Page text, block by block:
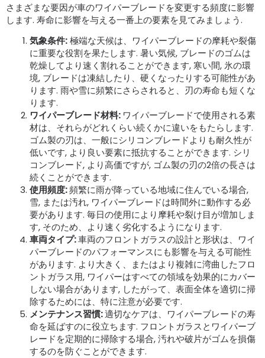
さまざまな要因が車のワイパーブレードを変更する頻度に影響
します. 寿命に影響を与える一番上の要素を見てみましょう.
気象条件:極端な天候は、ワイパーブレードの摩耗や裂傷
に重要な役割を果たします. 暑い気候, ブレードのゴムは
乾燥してより速く割れることができます, 寒い間, 氷の環
境, ブレードは凍結したり、硬くなったりする可能性があ
ります. 雨や雪に頻繁にさらされると、刃の寿命も短くな
ります.
ワイパーブレード材料: ワイパーブレードで使用される素
材は、それらがどれくらい続くかに違いをもたらします.
ゴム製の刃は、一般にシリコンブレードよりも耐久性が
低いです, より良い要素に抵抗することができます. シリ
コンブレード, より高価ですが, ゴム製の刃の2倍の長さは
続くことができます.
使用頻度:頻繁に雨が降っている地域に住んでいる場合,
雪, または汚れ, ワイパーブレードは時間外に動作する必
要があります. 毎日の使用により摩耗や裂け目が増加しま
す, そのため、より速く劣化するようになります.
車両タイプ:車両のフロントガラスの設計と形状は、ワイ
パーブレードのパフォーマンスにも影響を与える可能性
があります. より大きく、またはより複雑に湾曲したフロ
ントガラス用, ワイパーはすべての領域を効果的にカバー
しない場合があります, したがって、表面全体を適切に掃
除するためには、特に注意が必要です.
メンテナンス習慣:適切なケアは、ワイパーブレードの寿
命を延ばすのに役立ちます. フロントガラスとワイパーブ
レードを定期的に掃除する場合, 汚れや破片がゴムを損傷
するのを防ぐことができます.